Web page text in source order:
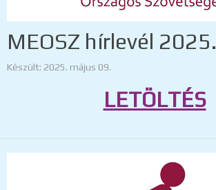
MEOSZ hírlevél
Készült: 2025. május 09.
LETÖLTÉS